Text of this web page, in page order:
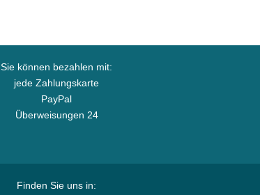
Sie können bezahlen mit:
jede Zahlungskarte
PayPal
Überweisungen 24
Finden Sie uns in: